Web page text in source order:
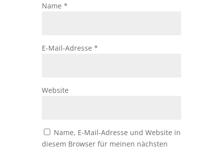
Name *
E-Mail-Adresse *
Website
Name, E-Mail-Adresse und Website in
diesem Browser für meinen nächsten